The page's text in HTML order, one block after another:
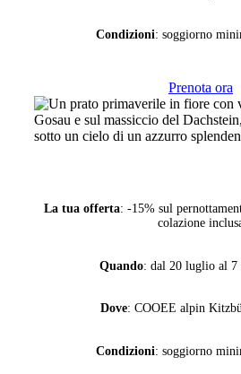
Condizioni: soggiorno
Prenota ora
La tua offerta: -15% sul
colazione
Quando: dal 20 luglio al 7
Dove: COOEE alpin
Condizioni: soggiorno